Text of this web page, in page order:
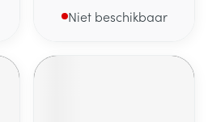
Niet beschikbaar